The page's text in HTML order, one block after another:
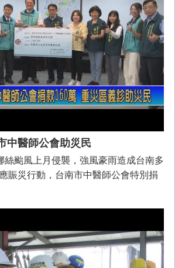
清運步驟懶人包 1️⃣ 石綿破損處拍照留
散落等位置拍照留存、並將石綿潤濕處
他磚瓦廢棄物分開並以飼料袋、肥料
空包裝袋綁好 4️⃣ 將打包好石綿暫存於
公所/里長指定集中暫置點 5️⃣向環保局
運，到府收運時請配合填寫申請表及
怖，正確處理最安心！ 保護自己也守
題歡迎洽詢當地區公所或臺南市政府
中醫師公會助災民
絲颱風上月侵襲，強風豪雨造成台南多
賑災行動，台南市中醫師公會特別捐
絲風災及隨後的水災，一連串的災情
，但危機的時刻也見證台灣是個有愛
台灣各地的捐款，甚至是日本的友誼